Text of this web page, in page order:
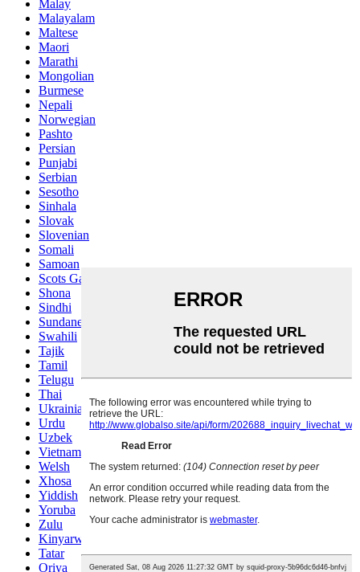
Malay
Malayalam
Maltese
Maori
Marathi
Mongolian
Burmese
Nepali
Norwegian
Pashto
Persian
Punjabi
Serbian
Sesotho
Sinhala
Slovak
Slovenian
Somali
Samoan
Scots Gaelic
Shona
Sindhi
Sundanese
Swahili
Tajik
Tamil
Telugu
Thai
Ukrainian
Urdu
Uzbek
Vietnamese
Welsh
Xhosa
Yiddish
Yoruba
Zulu
Kinyarwanda
Tatar
Oriya